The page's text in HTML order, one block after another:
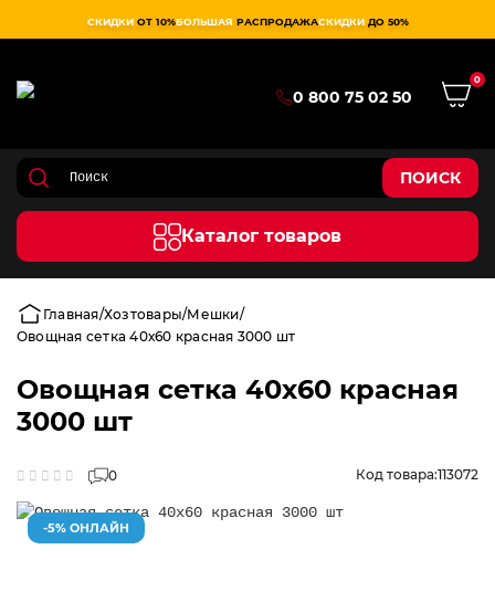
СКИДКИ ОТ 10%БОЛЬШАЯ РАСПРОДАЖАСКИДКИ ДО 50%
0 800 75 02 50
0
ПОИСК
Каталог товаров
Главная Хозтовары Мешки
Овощная сетка 40х60 красная 3000 шт
Овощная сетка 40х60 красная
3000 шт
0 Код товара:113072
-5% ОНЛАЙН